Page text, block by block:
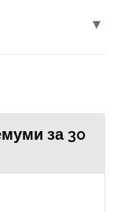
за 30